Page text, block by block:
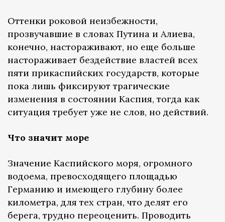
Оттенки роковой неизбежности,
прозвучавшие в словах Путина и Алиева,
конечно, настораживают, но еще больше
настораживает бездействие властей всех
пяти прикаспийских государств, которые
пока лишь фиксируют трагические
изменения в состоянии Каспия, тогда как
ситуация требует уже не слов, но действий.
Что значит море
Значение Каспийского моря, огромного
водоема, превосходящего площадью
Германию и имеющего глубину более
километра, для тех стран, что делят его
берега, трудно переоценить. Проводить